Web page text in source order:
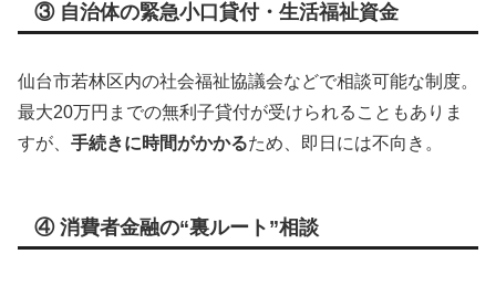
③ 自治体の緊急小口貸付・生活福祉資金
仙台市若林区内の社会福祉協議会などで相談可能な制度。
最大20万円までの無利子貸付が受けられることもありま
すが、 手続きに時間がかかるため、即日には不向き。
④ 消費者金融の“裏ルート”相談